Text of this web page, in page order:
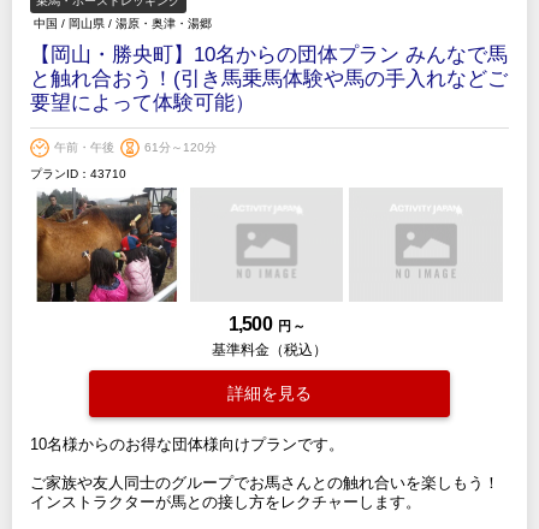
中国 / 岡山県 / 湯原・奥津・湯郷
【岡山・勝央町】10名からの団体プラン みんなで馬
と触れ合おう！(引き馬乗馬体験や馬の手入れなどご
要望によって体験可能）
午前・午後
61分～120分
プランID：43710
1,500 円 ～
基準料金（税込）
詳細を見る
10名様からのお得な団体様向けプランです。
ご家族や友人同士のグループでお馬さんとの触れ合いを楽しもう！
インストラクターが馬との接し方をレクチャーします。